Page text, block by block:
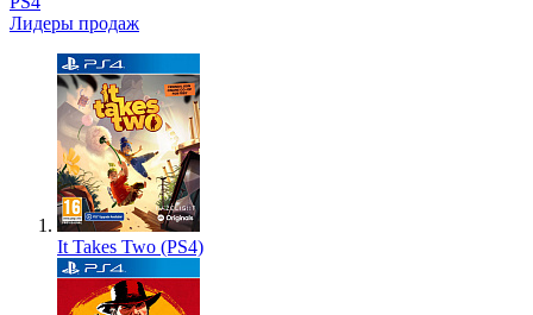
Лидеры продаж
It Takes Two (PS4)